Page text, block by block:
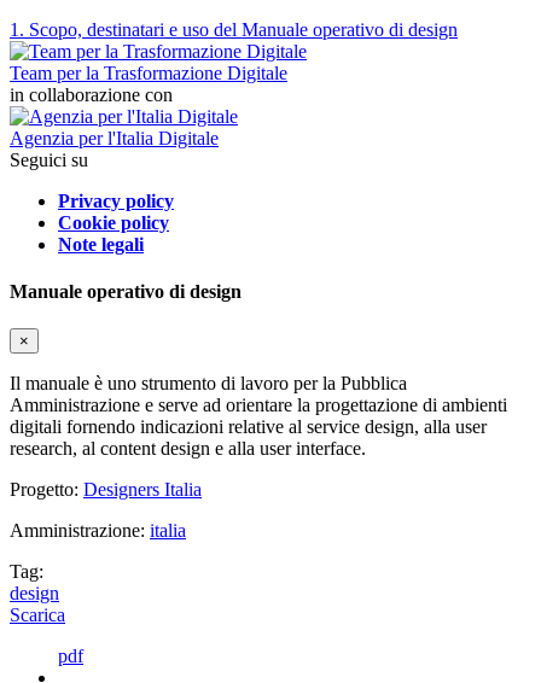
1. Scopo, destinatari e uso del Manuale operativo di design
Team per la Trasformazione Digitale
in collaborazione con
Agenzia per l'Italia Digitale
Seguici su
Privacy policy
Cookie policy
Note legali
Manuale operativo di design
×
Il manuale è uno strumento di lavoro per la Pubblica
Amministrazione e serve ad orientare la progettazione di ambienti
digitali fornendo indicazioni relative al service design, alla user
research, al content design e alla user interface.
Progetto: Designers Italia
Amministrazione: italia
Tag:
design
Scarica
pdf